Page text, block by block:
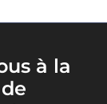
à la